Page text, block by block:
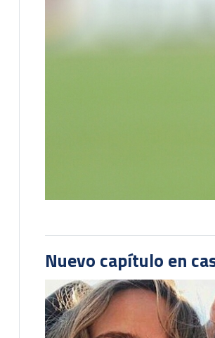
Nuevo capítulo en